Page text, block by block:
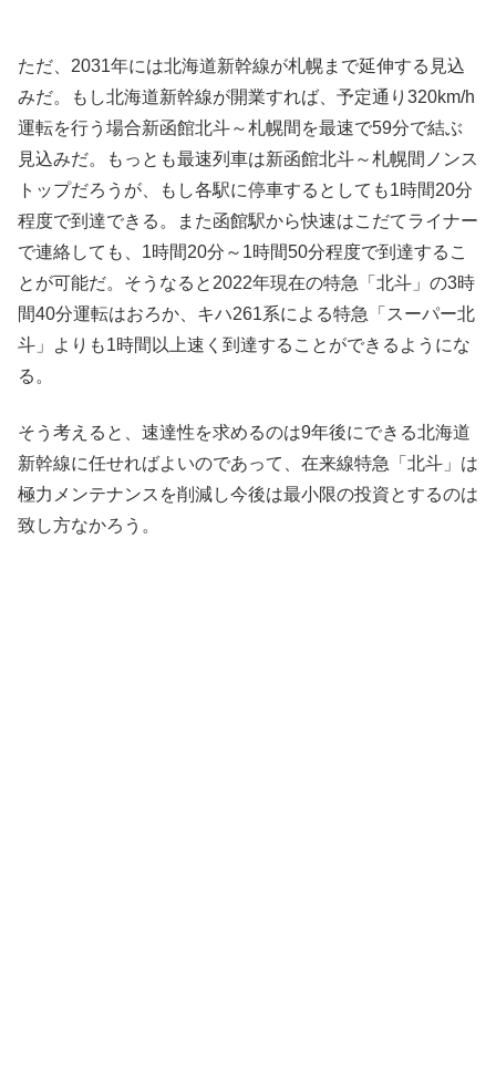
ただ、2031年には北海道新幹線が札幌まで延伸する見込
みだ。もし北海道新幹線が開業すれば、予定通り320km/h
運転を行う場合新函館北斗～札幌間を最速で59分で結ぶ
見込みだ。もっとも最速列車は新函館北斗～札幌間ノンス
トップだろうが、もし各駅に停車するとしても1時間20分
程度で到達できる。また函館駅から快速はこだてライナー
で連絡しても、1時間20分～1時間50分程度で到達するこ
とが可能だ。そうなると2022年現在の特急「北斗」の3時
間40分運転はおろか、キハ261系による特急「スーパー北
斗」よりも1時間以上速く到達することができるようにな
る。
そう考えると、速達性を求めるのは9年後にできる北海道
新幹線に任せればよいのであって、在来線特急「北斗」は
極力メンテナンスを削減し今後は最小限の投資とするのは
致し方なかろう。